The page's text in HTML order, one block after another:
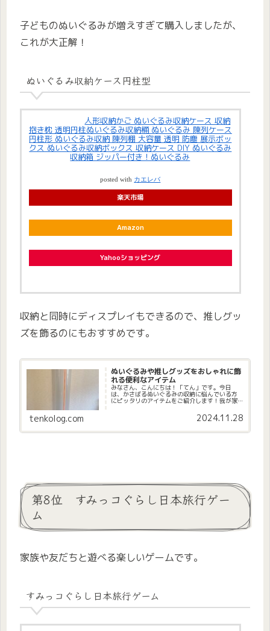
子どものぬいぐるみが増えすぎて購入しましたが、
これが大正解！
ぬいぐるみ収納ケース円柱型
人形収納かご ぬいぐるみ収納ケース 収納
抱き枕 透明円柱ぬいぐるみ収納桶 ぬいぐるみ 陳列ケース
円柱形 ぬいぐるみ収納 陳列棚 大容量 透明 防塵 展示ボッ
クス ぬいぐるみ収納ボックス 収納ケース DIY ぬいぐるみ
収納箱 ジッパー付き！ぬいぐるみ
posted with カエレバ
楽天市場
Amazon
Yahooショッピング
収納と同時にディスプレイもできるので、推しグッ
ズを飾るのにもおすすめです。
ぬいぐるみや推しグッズをおしゃれに飾
れる便利なアイテム
みなさん、こんにちは！「てん」です。今日
は、かさばるぬいぐるみの収納に悩んでいる方
にピッタリのアイテムをご紹介します！我が家
ぬいぐるみが大好きで、たくさん集めてきまし
た。親戚からもらったものや、ゲー...
tenkolog.com 2024.11.28
第8位 すみっコぐらし日本旅行ゲー
ム
家族や友だちと遊べる楽しいゲームです。
すみっコぐらし日本旅行ゲーム